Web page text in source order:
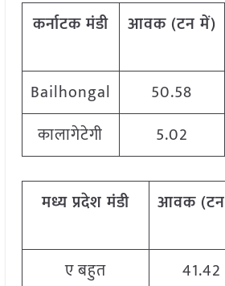
कर्नाटक मंडी आवक (टनमें)
Bailhongal 50.58
कालागेटेगी
5.02
मध्यप्रदेश मंडी आवक (टन
ए बहुत
41.42